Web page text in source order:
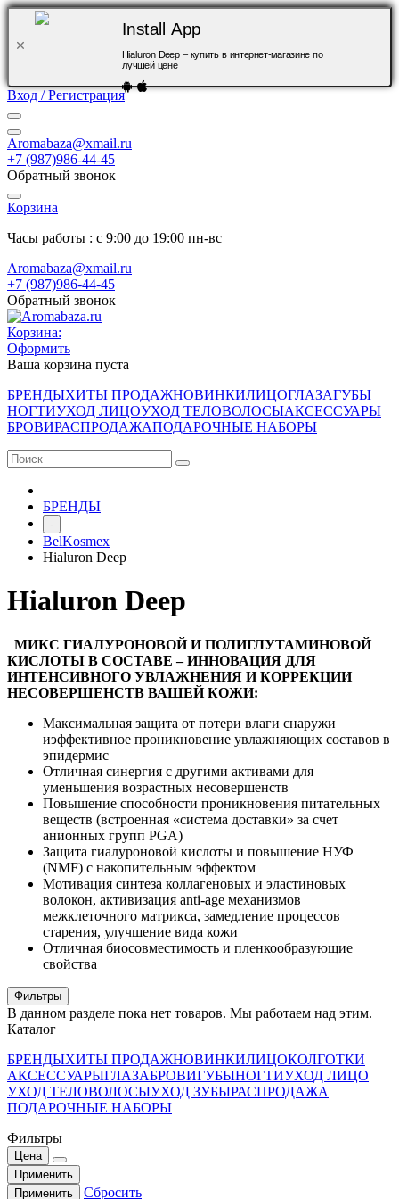
Install App
Hialuron Deep – купить в интернет-магазине по
лучшей цене
Вход / Регистрация
Aromabaza@xmail.ru
+7 (987)986-44-45
Обратный звонок
Корзина
Часы работы : с 9:00 до 19:00 пн-вс
Aromabaza@xmail.ru
+7 (987)986-44-45
Обратный звонок
Корзина:
Оформить
Ваша корзина пуста
БРЕНДЫХИТЫ ПРОДАЖНОВИНКИЛИЦОГЛАЗАГУБЫ
НОГТИУХОД ЛИЦОУХОД ТЕЛОВОЛОСЫАКСЕССУАРЫ
БРОВИРАСПРОДАЖАПОДАРОЧНЫЕ НАБОРЫ
БРЕНДЫ
-
BelKosmex
Hialuron Deep
Hialuron Deep
МИКС ГИАЛУРОНОВОЙ И ПОЛИГЛУТАМИНОВОЙ
КИСЛОТЫ В СОСТАВЕ – ИННОВАЦИЯ ДЛЯ
ИНТЕНСИВНОГО УВЛАЖНЕНИЯ И КОРРЕКЦИИ
НЕСОВЕРШЕНСТВ ВАШЕЙ КОЖИ:
Максимальная защита от потери влаги снаружи
иэффективное проникновение увлажняющих составов в
эпидермис
Отличная синергия с другими активами для
уменьшения возрастных несовершенств
Повышение способности проникновения питательных
веществ (встроенная «система доставки» за счет
анионных групп PGA)
Защита гиалуроновой кислоты и повышение НУФ
(NMF) с накопительным эффектом
Мотивация синтеза коллагеновых и эластиновых
волокон, активизация anti-age механизмов
межклеточного матрикса, замедление процессов
старения, улучшение вида кожи
Отличная биосовместимость и пленкообразующие
свойства
Фильтры
В данном разделе пока нет товаров. Мы работаем над этим.
Каталог
БРЕНДЫХИТЫ ПРОДАЖНОВИНКИЛИЦОКОЛГОТКИ
АКСЕССУАРЫГЛАЗАБРОВИГУБЫНОГТИУХОД ЛИЦО
УХОД ТЕЛОВОЛОСЫУХОД ЗУБЫРАСПРОДАЖА
ПОДАРОЧНЫЕ НАБОРЫ
Фильтры
Цена
Применить
Применить
Сбросить